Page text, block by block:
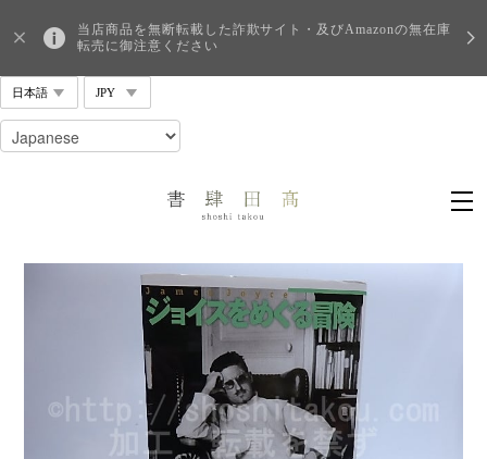
当店商品を無断転載した詐欺サイト・及びAmazonの無在庫
転売に御注意ください